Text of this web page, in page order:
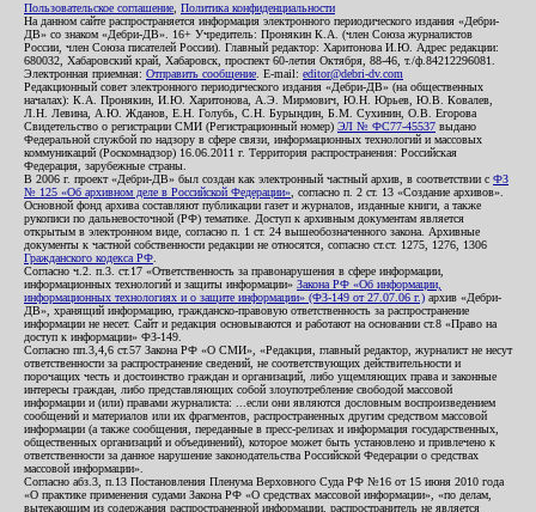
Пользовательское соглашение Политика конфиденциальности
На данном сайте распространяется информация электронного периодического издания «Дебри-
ДВ» со знаком «Дебри-ДВ». 16+ Учредитель: Пронякин К.А. (член Союза журналистов
России, член Союза писателей России). Главный редактор: Харитонова И.Ю. Адрес редакции:
680032, Хабаровский край, Хабаровск, проспект 60-летия Октября, 88-46, т./ф.84212296081.
Электронная приемная: Отправить сообщение . E-mail: editor@debri-dv.com
Редакционный совет электронного периодического издания «Дебри-ДВ» (на общественных
началах): К.А. Пронякин, И.Ю. Харитонова, А.Э. Мирмович, Ю.Н. Юрьев, Ю.В. Ковалев,
Л.Н. Левина, А.Ю. Жданов, Е.Н. Голубь, С.Н. Бурындин, Б.М. Сухинин, О.В. Егорова
Свидетельство о регистрации СМИ (Регистрационный номер) ЭЛ № ФС77-45537 выдано
Федеральной службой по надзору в сфере связи, информационных технологий и массовых
коммуникаций (Роскомнадзор) 16.06.2011 г. Территория распространения: Российская
Федерация, зарубежные страны.
В 2006 г. проект «Дебри-ДВ» был создан как электронный частный архив, в соответствии с ФЗ
№ 125 «Об архивном деле в Российской Федерации» , согласно п. 2 ст. 13 «Создание архивов».
Основной фонд архива составляют публикации газет и журналов, изданные книги, а также
рукописи по дальневосточной (РФ) тематике. Доступ к архивным документам является
открытым в электронном виде, согласно п. 1 ст. 24 вышеобозначенного закона. Архивные
документы к частной собственности редакции не относятся, согласно ст.ст. 1275, 1276, 1306
Гражданского кодекса РФ
Согласно ч.2. п.3. ст.17 «Ответственность за правонарушения в сфере информации,
информационных технологий и защиты информации» Закона РФ «Об информации,
информационных технологиях и о защите информации» (ФЗ-149 от 27.07.06 г.) архив «Дебри-
ДВ», хранящий информацию, гражданско-правовую ответственность за распространение
информации не несет. Сайт и редакция основываются и работают на основании ст.8 «Право на
доступ к информации» ФЗ-149.
Согласно пп.3,4,6 ст.57 Закона РФ «О СМИ», «Редакция, главный редактор, журналист не несут
ответственности за распространение сведений, не соответствующих действительности и
порочащих честь и достоинство граждан и организаций, либо ущемляющих права и законные
интересы граждан, либо представляющих собой злоупотребление свободой массовой
информации и (или) правами журналиста: ...если они являются дословным воспроизведением
сообщений и материалов или их фрагментов, распространенных другим средством массовой
информации (а также сообщения, переданные в пресс-релизах и информация государственных,
общественных организаций и объединений), которое может быть установлено и привлечено к
ответственности за данное нарушение законодательства Российской Федерации о средствах
массовой информации».
Согласно абз.3, п.13 Постановления Пленума Верховного Суда РФ №16 от 15 июня 2010 года
«О практике применения судами Закона РФ «О средствах массовой информации», «по делам,
вытекающим из содержания распространенной информации, распространитель не является